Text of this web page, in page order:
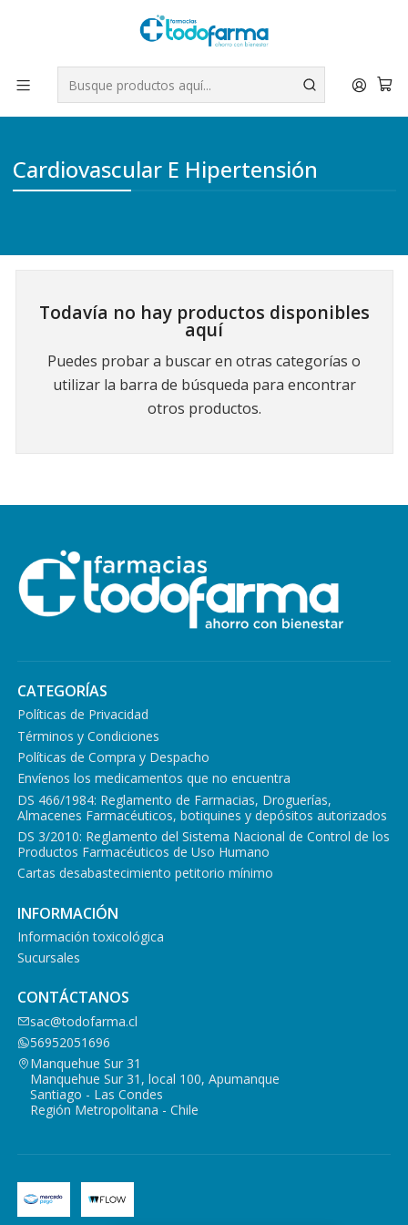
Tus compras tienen envío GRATIS por Rappi - Atención exclusiva
para Chile | WhatsApp +56
Leer más
Medicamentos Cardiovascular E Hipertensión
Cardiovascular E Hipertensión
Todavía no hay productos disponibles
aquí
Puedes probar a buscar en otras categorías o
utilizar la barra de búsqueda para encontrar
otros productos.
CATEGORÍAS
Políticas de Privacidad
Términos y Condiciones
Políticas de Compra y Despacho
Envíenos los medicamentos que no encuentra
DS 466/1984: Reglamento de Farmacias, Droguerías,
Almacenes Farmacéuticos, botiquines y depósitos autorizados
DS 3/2010: Reglamento del Sistema Nacional de Control de los
Productos Farmacéuticos de Uso Humano
Cartas desabastecimiento petitorio mínimo
INFORMACIÓN
Información toxicológica
Sucursales
CONTÁCTANOS
sac@todofarma.cl
56952051696
Manquehue Sur 31
Manquehue Sur 31, local 100, Apumanque
Santiago - Las Condes
Región Metropolitana - Chile